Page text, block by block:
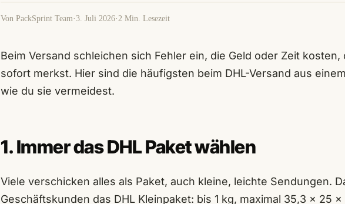
Von PackSprint Team·3. Juli 2026·2 Min. Lesezeit
Beim Versand schleichen sich Fehler ein, die Geld oder Zeit kosten,
sofort merkst. Hier sind die häufigsten beim DHL-Versand aus
wie du sie vermeidest.
1. Immer das DHL Paket wählen
Viele verschicken alles als Paket, auch kleine, leichte Sendungen.
Geschäftskunden das DHL Kleinpaket: bis 1 kg, maximal 35,3 × 25